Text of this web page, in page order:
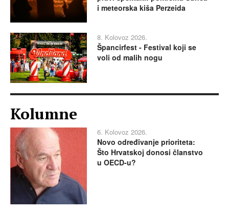
i meteorska kiša Perzeida
8. Kolovoz 2026.
Špancirfest - Festival koji se
voli od malih nogu
Kolumne
6. Kolovoz 2026.
Novo određivanje prioriteta:
Što Hrvatskoj donosi članstvo
u OECD-u?